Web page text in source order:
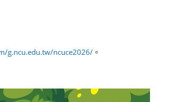
g.ncu.edu.tw/ncuce2026/ 。